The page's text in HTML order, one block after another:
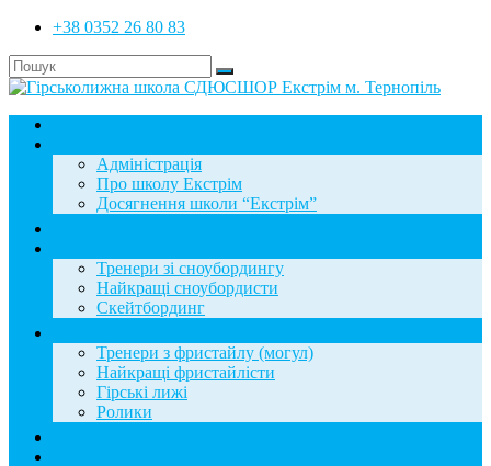
+38 0352 26 80 83
Адміністрація
Про школу Екстрім
Досягнення школи “Екстрім”
Тренери зі сноубордингу
Найкращі сноубордисти
Скейтбординг
Тренери з фристайлу (могул)
Найкращі фристайлісти
Гірські лижі
Ролики